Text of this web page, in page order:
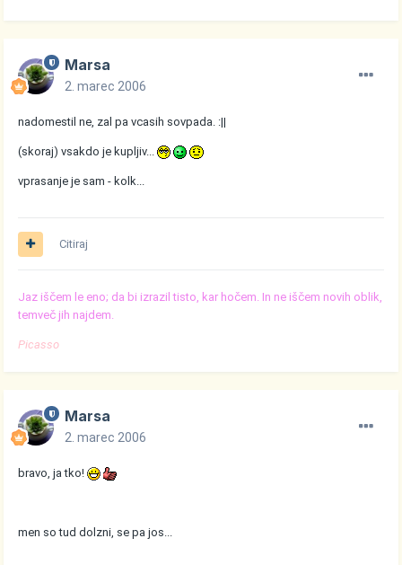
Marsa
2. marec 2006
nadomestil ne, zal pa vcasih sovpada. :||
(skoraj) vsakdo je kupljiv...
vprasanje je sam - kolk...
Citiraj
Jaz iščem le eno; da bi izrazil tisto, kar hočem. In ne iščem novih oblik,
temveč jih najdem.
Picasso
Marsa
2. marec 2006
bravo, ja tko!
men so tud dolzni, se pa jos...